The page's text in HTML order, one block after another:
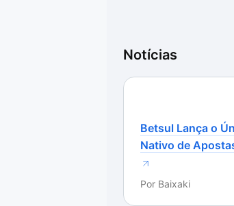
qualidade da
futebol.
Notícias
Betsul Lança o
Nativo de
Por Baixaki